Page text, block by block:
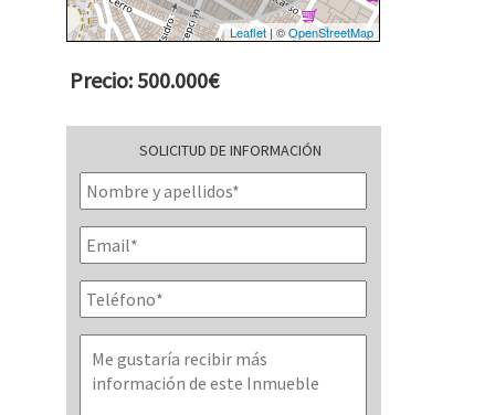
Leaflet| ©OpenStreetMap
Precio: 500.000€
SOLICITUD DE INFORMACIÓN